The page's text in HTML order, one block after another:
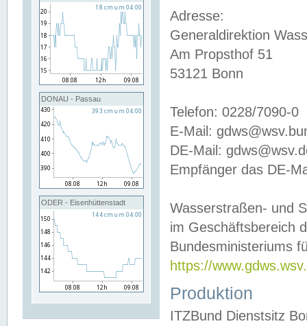
DONAU - Passau
ODER - Eisenhüttenstadt
Adresse:
Generaldirektion
Am Propsthof 51
53121 Bonn
Telefon: 0228/7090-0
E-Mail:
DE-Mail:
Empfänger das DE-
Wasserstraßen- und
im Geschäftsbereich
Bundesministeriums
https://
Produktion
ITZBund Dienstsitz